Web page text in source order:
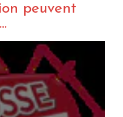
peuvent